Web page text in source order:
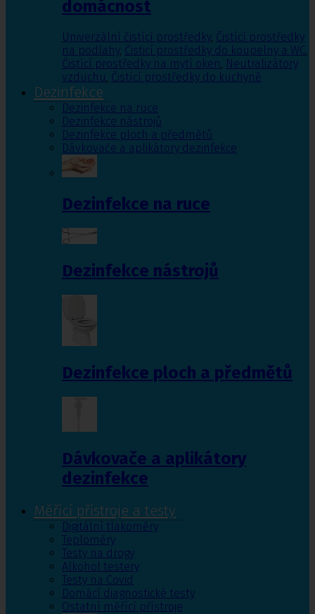
domácnost
Univerzální čistící prostředky, Čistící prostředky
na podlahy, Čisticí prostředky do koupelny a WC,
Čistící prostředky na mytí oken, Neutralizátory
vzduchu, Čistící prostředky do kuchyně
Dezinfekce
Dezinfekce na ruce
Dezinfekce nástrojů
Dezinfekce ploch a předmětů
Dávkovače a aplikátory dezinfekce
Dezinfekce na ruce
Dezinfekce nástrojů
Dezinfekce ploch a předmětů
Dávkovače a aplikátory
dezinfekce
Měřící přístroje a testy
Digitální tlakoměry
Teploměry
Testy na drogy
Alkohol testery
Testy na Covid
Domácí diagnostické testy
Ostatní měřící přístroje